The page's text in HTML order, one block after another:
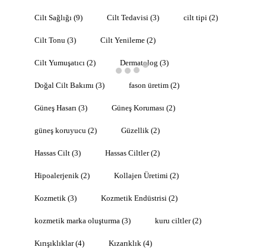
Cilt Sağlığı (9) Cilt Tedavisi (3) cilt tipi (2)
Cilt Tonu (3) Cilt Yenileme (2)
Cilt Yumuşatıcı (2) Dermatolog (3)
Doğal Cilt Bakımı (3) fason üretim (2)
Güneş Hasarı (3) Güneş Koruması (2)
güneş koruyucu (2) Güzellik (2)
Hassas Cilt (3) Hassas Ciltler(2)
Hipoalerjenik (2) Kollajen Üretimi (2)
Kozmetik (3) Kozmetik Endüstrisi (2)
kozmetik marka oluşturma (3) kuru ciltler(2)
Kırışıklıklar(4) Kızarıklık (4)